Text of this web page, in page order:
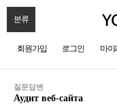
분류
회원가입 로그인 마이
질문답변
Аудит веб-сайта